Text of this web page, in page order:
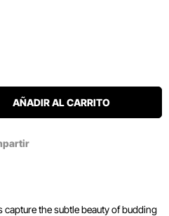
AÑADIR AL CARRITO
capture the subtle beauty of budding